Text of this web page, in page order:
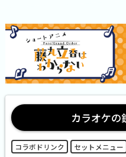
カラオケの
コラボドリンク セットメニュー